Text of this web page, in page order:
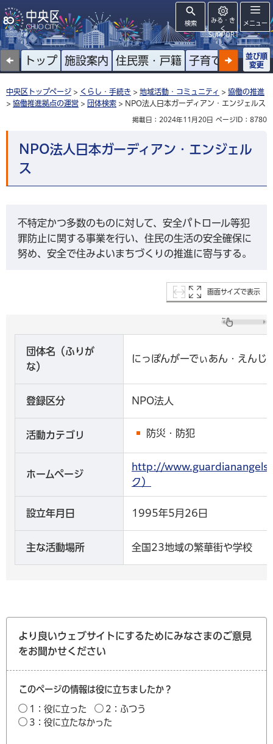
検索
みる・き
く
SUPPORT
メニュー
トップ 施設案内 住民票・戸籍 子育て 高齢者
並び順
変更
中央区トップページ > くらし・手続き > 地域活動・コミュニティ > 協働の推進
> 協働推進拠点の運営 > 団体検索 > NPO法人日本ガーディアン・エンジェルス
掲載日：2024年11月20日 ページID：8780
NPO法人日本ガーディアン・エンジェル
ス
不特定かつ多数のものに対して、安全パトロール等犯
罪防止に関する事業を行い、住民の生活の安全確保に
努め、安全で住みよいまちづくりの推進に寄与する。
画面サイズで表示
団体名（ふりが
な）
にっぽんがーでぃあん・えんじ
登録区分 NPO法人
活動カテゴリ 防災・防犯
ホームページ
http://
ク）
設立年月日 1995年5月26日
主な活動場所 全国23地域の繁華街や学校
より良いウェブサイトにするためにみなさまのご意見
をお聞かせください
このページの情報は役に立ちましたか？
1：役に立った
2：ふつう
3：役に立たなかった